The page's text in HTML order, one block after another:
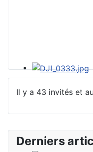
Derniers
Il y a 43 invités et